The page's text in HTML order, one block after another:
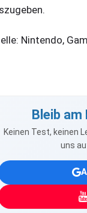
Nintendo,
Bleib am
Keinen Test, keinen
uns